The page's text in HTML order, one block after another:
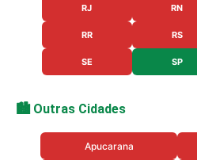
RJ RN
RR RS
SE SP
🏙️ Outras Cidades
Apucarana